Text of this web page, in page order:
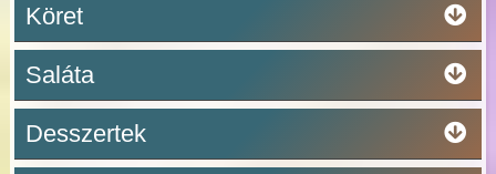
Köret
Saláta
Desszertek